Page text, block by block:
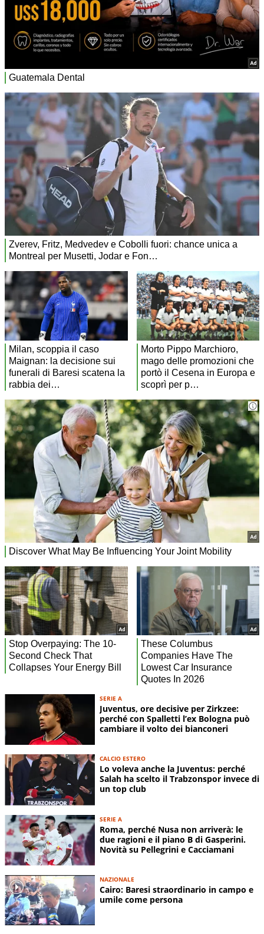
SERIE A
Juventus, ore decisive per Zirkzee:
perché con Spalletti l’ex Bologna può
cambiare il volto dei bianconeri
CALCIO ESTERO
Lo voleva anche la Juventus: perché
Salah ha scelto il Trabzonspor invece di
un top club
SERIE A
Roma, perché Nusa non arriverà: le
due ragioni e il piano B di Gasperini.
Novità su Pellegrini e Cacciamani
NAZIONALE
Cairo: Baresi straordinario in campo e
umile come persona